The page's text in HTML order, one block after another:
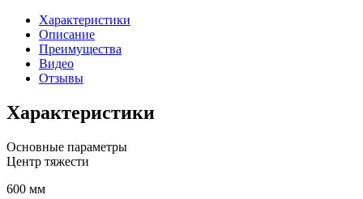
Характеристики
Описание
Преимущества
Видео
Отзывы
Характеристики
Основные параметры
Центр тяжести
600 мм